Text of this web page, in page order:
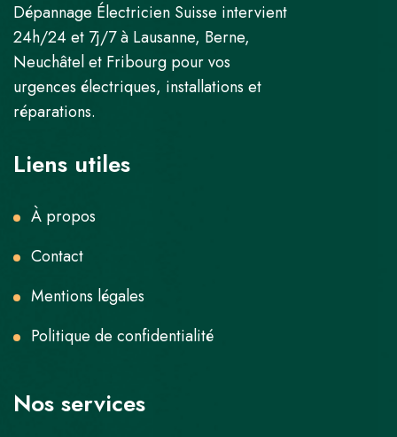
Dépannage Électricien Suisse intervient
24h/24 et 7j/7 à Lausanne, Berne,
Neuchâtel et Fribourg pour vos
urgences électriques, installations et
réparations.
Liens utiles
À propos
Contact
Mentions légales
Politique de confidentialité
Nos services